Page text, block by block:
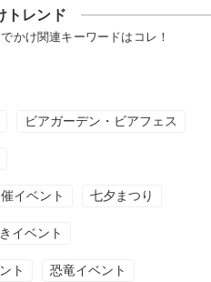
トレンド
かけ関連キーワードはコレ！
ビアガーデン・ビアフェス
イベント 七夕まつり
イベント
ト 恐竜イベント